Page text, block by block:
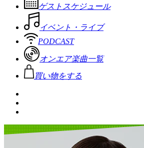
ゲストスケジュール
イベント・ライブ
PODCAST
オンエア楽曲一覧
買い物をする